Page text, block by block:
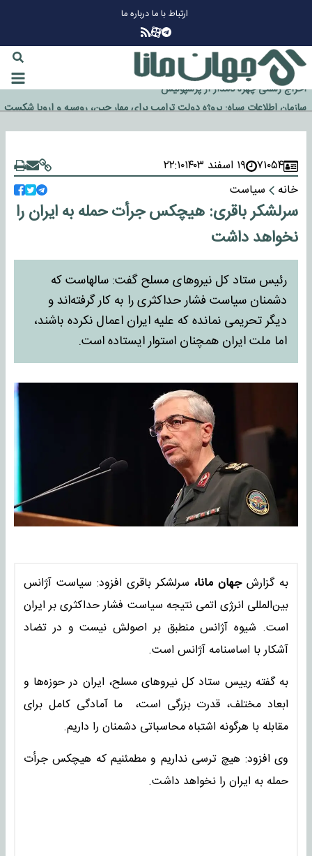
ارتباط با مادرباره ما
گزینه جدایی اوسمار روی میز مدیران پرسپولیس
آیا رئیس جمهور آمریکا قانون را دور می‌زند؟
اخراج رسمی چهره نامدار از پرسپولیس
سازمان اطلاعات سپاه: پروژه دولت ترامپ برای مهار چین، روسیه و اروپا شکست
خورد
۷۱۰۵۴ ۱۹ اسفند ۱۴۰۳
۲۲:۱۰
خانه
سیاست
سرلشکر باقری: هیچکس جرأت حمله به ایران را
نخواهد داشت
رئیس ستاد کل نیروهای مسلح گفت: سالهاست که
دشمنان سیاست فشار حداکثری را به کار گرفته‌اند و
دیگر تحریمی نمانده که علیه ایران اعمال نکرده باشند،
اما ملت ایران همچنان استوار ایستاده است.
به گزارشجهان مانا، سرلشکر باقری افزود: سیاست آژانس
بین‌المللی انرژی اتمی نتیجه سیاست فشار حداکثری بر ایران
است. شیوه آژانس منطبق بر اصولش نیست و در تضاد
آشکار با اساسنامه آژانس است.
به گفته رییس ستاد کل نیروهای مسلح، ایران در حوزه‌ها و
ابعاد مختلف، قدرت بزرگی است، ما آمادگی کامل برای
مقابله با هرگونه اشتباه محاسباتی دشمنان را داریم.
وی افزود: هیچ ترسی نداریم و مطمئنیم که هیچکس جرأت
حمله به ایران را نخواهد داشت.